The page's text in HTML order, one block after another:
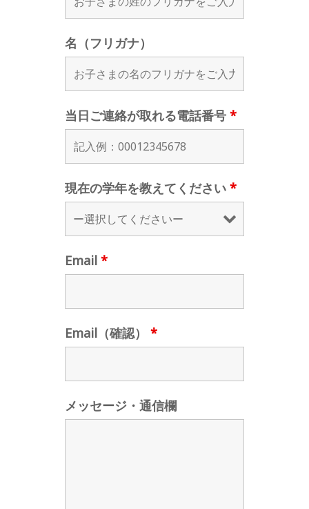
名（フリガナ）
当日ご連絡が取れる電話番号 *
現在の学年を教えてください *
Email *
Email（確認） *
メッセージ・通信欄